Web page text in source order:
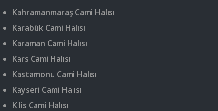
Kahramanmaraş Cami Halısı
Karabük Cami Halısı
Karaman Cami Halısı
Kars Cami Halısı
Kastamonu Cami Halısı
Kayseri Cami Halısı
Kilis Cami Halısı